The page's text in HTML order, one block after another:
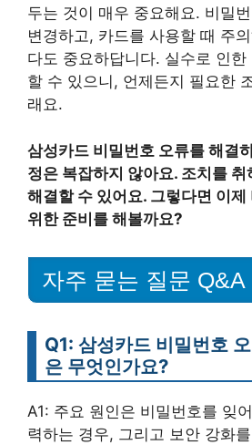
두는 것이 매우 중요해요. 비밀
변경하고, 카드를 사용할 때 주
다도 중요하답니다. 실수로 인한
할 수 있으니, 언제든지 필요한
래요.
삼성카드 비밀번호 오류를 해결
정은 복잡하지 않아요. 조치를
해결할 수 있어요. 그렇다면 이
위한 준비를 해볼까요?
자주 묻는 질문 Q&A
Q1: 삼성카드 비밀번호
은 무엇인가요?
A1: 주요 원인은 비밀번호를 잊
력하는 경우, 그리고 보안 강화